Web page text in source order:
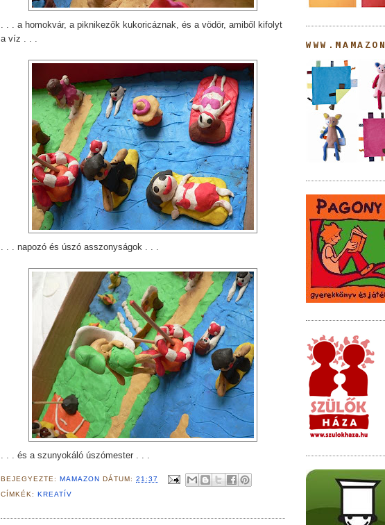
. . . a homokvár, a piknikezők kukoricáznak, és a vödör, amiből kifolyt
a víz . . .
. . . napozó és úszó asszonyságok . . .
. . . és a szunyokáló úszómester . . .
BEJEGYEZTE:MAMAZON DÁTUM:21:37
CÍMKÉK:KREATÍV